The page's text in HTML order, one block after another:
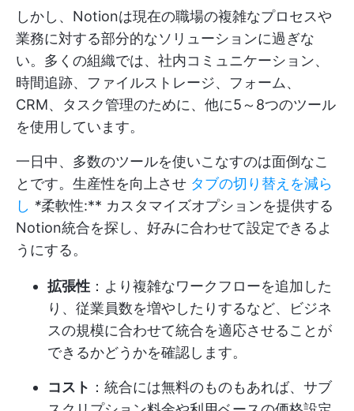
しかし、Notionは現在の職場の複雑なプロセスや
業務に対する部分的なソリューションに過ぎな
い。多くの組織では、社内コミュニケーション、
時間追跡、ファイルストレージ、フォーム、
CRM、タスク管理のために、他に5～8つのツール
を使用しています。
一日中、多数のツールを使いこなすのは面倒なこ
とです。生産性を向上させ タブの切り替えを減ら
し *柔軟性:** カスタマイズオプションを提供する
Notion統合を探し、好みに合わせて設定できるよ
うにする。
拡張性 ：より複雑なワークフローを追加した
り、従業員数を増やしたりするなど、ビジネ
スの規模に合わせて統合を適応させることが
できるかどうかを確認します。
コスト ：統合には無料のものもあれば、サブ